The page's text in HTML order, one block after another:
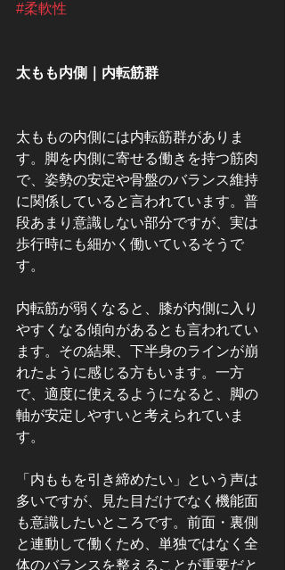
#柔軟性
太もも内側｜内転筋群
太ももの内側には内転筋群がありま
す。脚を内側に寄せる働きを持つ筋肉
で、姿勢の安定や骨盤のバランス維持
に関係していると言われています。普
段あまり意識しない部分ですが、実は
歩行時にも細かく働いているそうで
す。
内転筋が弱くなると、膝が内側に入り
やすくなる傾向があるとも言われてい
ます。その結果、下半身のラインが崩
れたように感じる方もいます。一方
で、適度に使えるようになると、脚の
軸が安定しやすいと考えられていま
す。
「内ももを引き締めたい」という声は
多いですが、見た目だけでなく機能面
も意識したいところです。前面・裏側
と連動して働くため、単独ではなく全
体のバランスを整えることが重要だと